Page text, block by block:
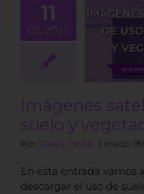
11
03, 2022
de usos
Imágenes
suelo y
Por Gladys Toribio | marzo
En esta entrada vamos
descargar el uso de